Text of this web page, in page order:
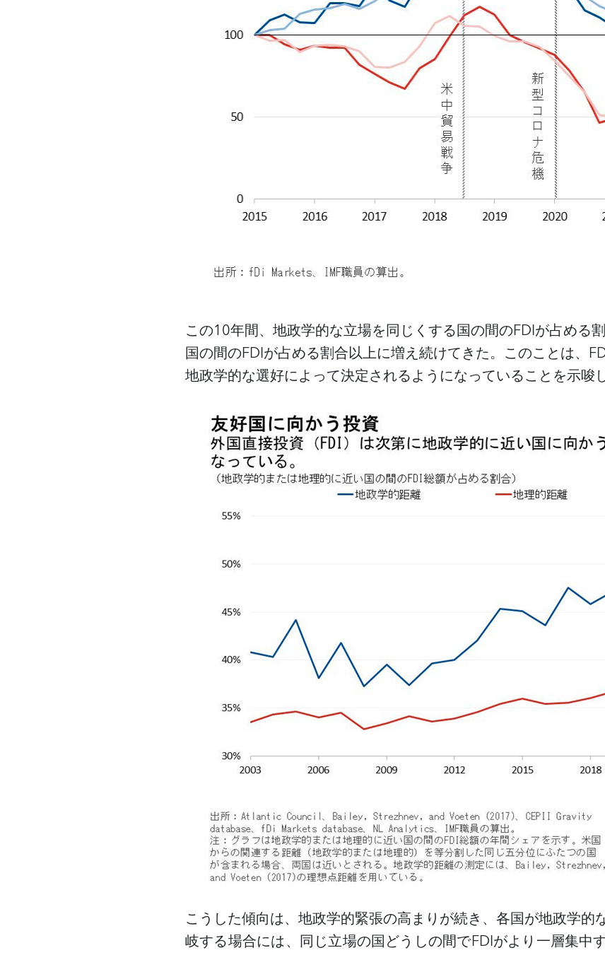
この10年間、地政学的な立場を同じくする国の間のFDIが占める
国の間のFDIが占める割合以上に増え続けてきた。このことは、
地政学的な選好によって決定されるようになっていることを示唆
こうした傾向は、地政学的緊張の高まりが続き、各国が地政学的
岐する場合には、同じ立場の国どうしの間でFDIがより一層集中